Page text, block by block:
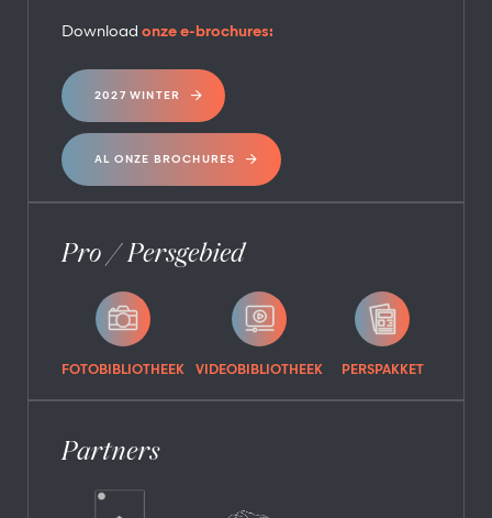
Download onze e-brochures:
2027 WINTER
AL ONZE BROCHURES
Pro / Persgebied
FOTOBIBLIOTHEEK VIDEOBIBLIOTHEEK PERSPAKKET
Partners